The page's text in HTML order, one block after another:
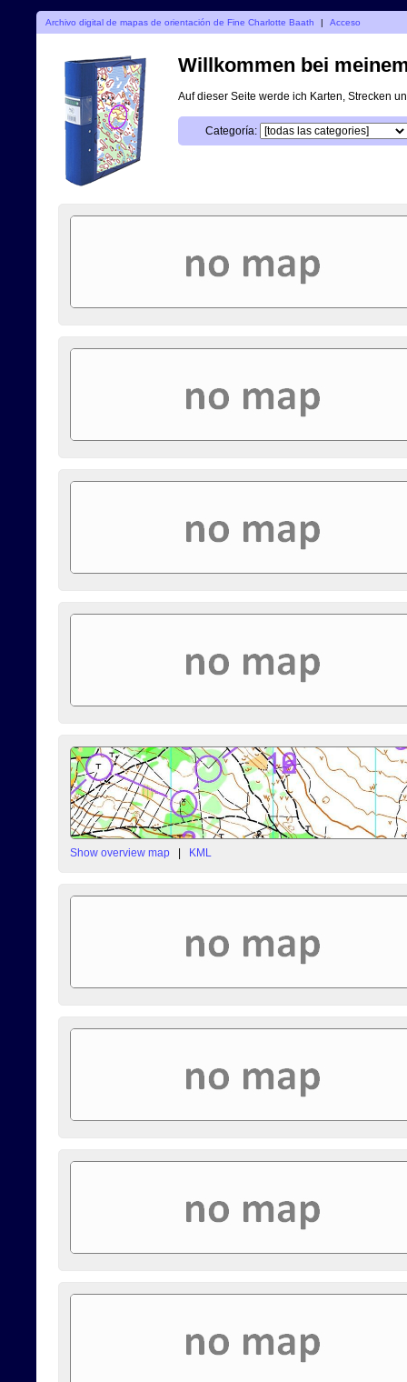
Archivo digital de mapas de orientación de Fine Charlotte Baath | Acceso
Willkommen bei
Auf dieser Seite werde ich Karten, Strecken
Categoría:
Show overview map | KML